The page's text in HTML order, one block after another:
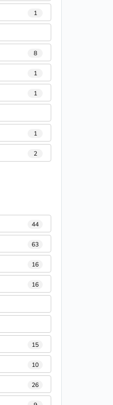
1
8
1
1
1
2
44
63
16
16
15
10
26